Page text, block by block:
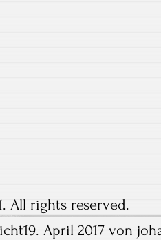
All rights reserved.
April 2017 von